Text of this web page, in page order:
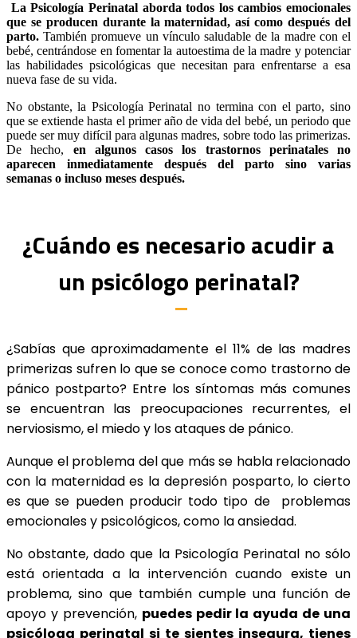
La Psicología Perinatal aborda todos los cambios emocionales
que se producen durante la maternidad, así como después del
parto. También promueve un vínculo saludable de la madre con el
bebé, centrándose en fomentar la autoestima de la madre y potenciar
las habilidades psicológicas que necesitan para enfrentarse a esa
nueva fase de su vida.
No obstante, la Psicología Perinatal no termina con el parto, sino
que se extiende hasta el primer año de vida del bebé, un periodo que
puede ser muy difícil para algunas madres, sobre todo las primerizas.
De hecho, en algunos casos los trastornos perinatales no
aparecen inmediatamente después del parto sino varias
semanas o incluso meses después.
¿Cuándo es necesario acudir a
un psicólogo perinatal?
¿Sabías que aproximadamente el 11% de las madres
primerizas sufren lo que se conoce como trastorno de
pánico postparto? Entre los síntomas más comunes
se encuentran las preocupaciones recurrentes, el
nerviosismo, el miedo y los ataques de pánico.
Aunque el problema del que más se habla relacionado
con la maternidad es la depresión posparto, lo cierto
es que se pueden producir todo tipo de problemas
emocionales y psicológicos, como la ansiedad.
No obstante, dado que la Psicología Perinatal no sólo
está orientada a la intervención cuando existe un
problema, sino que también cumple una función de
apoyo y prevención, puedes pedir la ayuda de una
psicóloga perinatal si te sientes insegura, tienes